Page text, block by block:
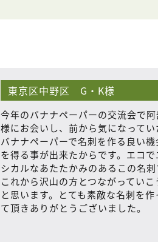
東京区中野区 G・K様
今年のバナナペーパーの交流会で阿
様にお会いし、前から気になってい
バナナペーパーで名刺を作る良い機
を得る事が出来たからです。エコで
シカルなあたたかみのあるこの名刺
これから沢山の方とつながっていこ
と思います。とても素敵な名刺を作
て頂きありがとうございました。